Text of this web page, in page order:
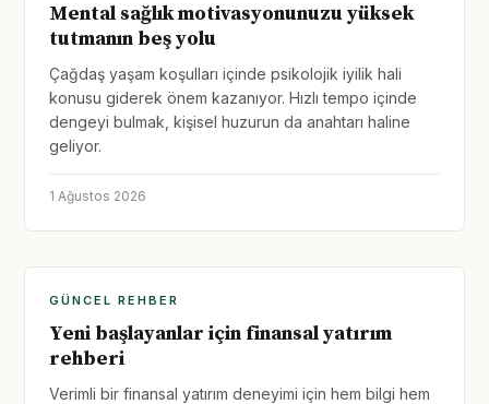
Mental sağlık motivasyonunuzu yüksek
tutmanın beş yolu
Çağdaş yaşam koşulları içinde psikolojik iyilik hali
konusu giderek önem kazanıyor. Hızlı tempo içinde
dengeyi bulmak, kişisel huzurun da anahtarı haline
geliyor.
1 Ağustos 2026
GÜNCEL REHBER
Yeni başlayanlar için finansal yatırım
rehberi
Verimli bir finansal yatırım deneyimi için hem bilgi hem